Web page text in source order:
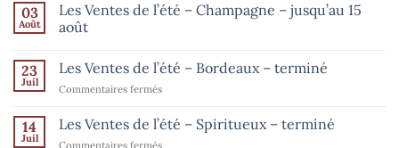
03
Août
Les Ventes de l’été – Champagne – jusqu’au 15
août
sur
Ventes
–
23
Juil
Les Ventes de l’été – Bordeaux – terminé
Commentaires ferméssur
Ventes
de
14
Juil
Les Ventes de l’été – Spiritueux – terminé
sur